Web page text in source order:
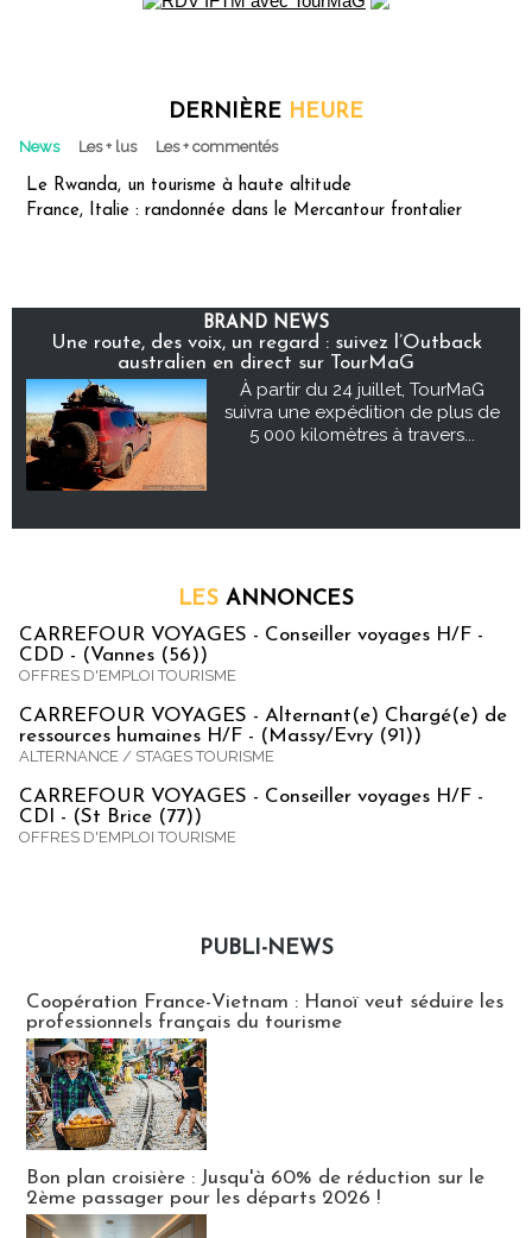
DERNIÈRE HEURE
News Les + lus Les + commentés
Le Rwanda, un tourisme à haute altitude
France, Italie : randonnée dans le Mercantour frontalier
BRAND NEWS
Une route, des voix, un regard : suivez l’Outback
australien en direct sur TourMaG
À partir du 24 juillet, TourMaG
suivra une expédition de plus de
5 000 kilomètres à travers...
LES ANNONCES
CARREFOUR VOYAGES - Conseiller voyages H/F -
CDD - (Vannes (56))
OFFRES D'EMPLOI TOURISME
CARREFOUR VOYAGES - Alternant(e) Chargé(e) de
ressources humaines H/F - (Massy/Evry (91))
ALTERNANCE / STAGES TOURISME
CARREFOUR VOYAGES - Conseiller voyages H/F -
CDI - (St Brice (77))
OFFRES D'EMPLOI TOURISME
PUBLI-NEWS
Coopération France-Vietnam : Hanoï veut séduire les
professionnels français du tourisme
Bon plan croisière : Jusqu'à 60% de réduction sur le
2ème passager pour les départs 2026 !